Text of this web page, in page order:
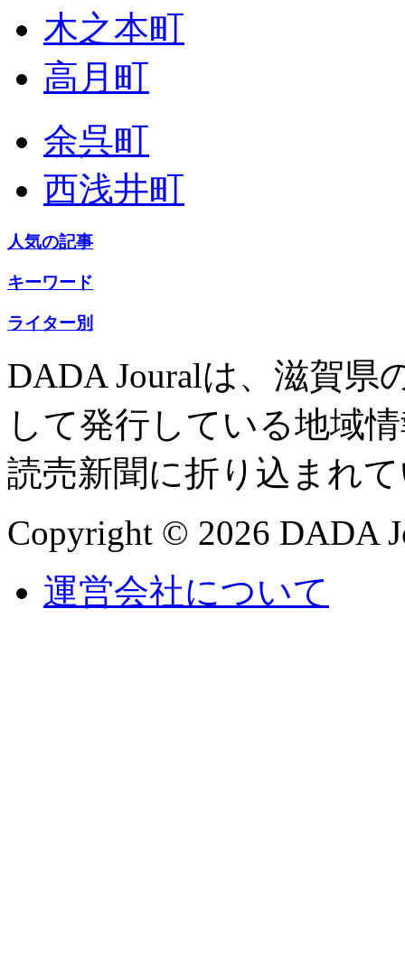
木之本町
高月町
余呉町
西浅井町
人気の記事
キーワード
ライター別
DADA Jouralは、滋賀県
して発行している地域
読売新聞に折り込まれ
Copyright © 2026 DADA
運営会社について